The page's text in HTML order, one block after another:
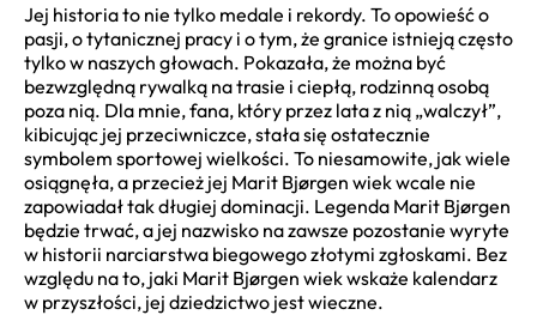
Jej historia to nie tylko medale i rekordy. To opowieść o
pasji, o tytanicznej pracy i o tym, że granice istnieją często
tylko w naszych głowach. Pokazała, że można być
bezwzględną rywalką na trasie i ciepłą, rodzinną osobą
poza nią. Dla mnie, fana, który przez lata z nią „walczył”,
kibicując jej przeciwniczce, stała się ostatecznie
symbolem sportowej wielkości. To niesamowite, jak wiele
osiągnęła, a przecież jej Marit Bjørgen wiek wcale nie
zapowiadał tak długiej dominacji. Legenda Marit Bjørgen
będzie trwać, a jej nazwisko na zawsze pozostanie wyryte
w historii narciarstwa biegowego złotymi zgłoskami. Bez
względu na to, jaki Marit Bjørgen wiek wskaże kalendarz
w przyszłości, jej dziedzictwo jest wieczne.